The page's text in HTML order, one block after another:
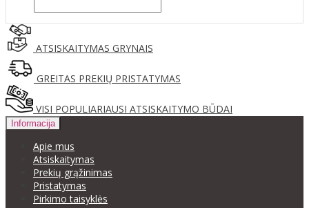
ATSISKAITYMAS GRYNAIS
GREITAS PREKIŲ PRISTATYMAS
VISI POPULIARIAUSI ATSISKAITYMO BŪDAI
Informacija
Apie mus
Atsiskaitymas
Prekių grąžinimas
Pristatymas
Pirkimo taisyklės